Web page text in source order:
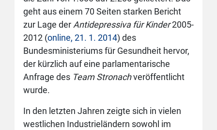
geht aus einem 70 Seiten starken Bericht
zur Lage der Antidepressiva für Kinder2005-
2012 (online, 21. 1. 2014) des
Bundesministeriums für Gesundheit hervor,
der kürzlich auf eine parlamentarische
Anfrage des Team Stronachveröffentlicht
wurde.
In den letzten Jahren zeigte sich in vielen
westlichen Industrieländern sowohl im